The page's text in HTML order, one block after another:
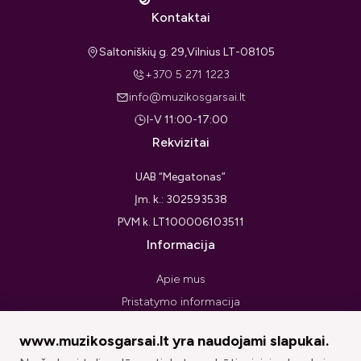
Kontaktai
Saltoniškių g. 29,Vilnius LT-08105
+370 5 271 1223
info@muzikosgarsai.lt
I-V 11:00-17:00
Rekvizitai
UAB “Megatonas”
Įm. k.: 302593538
PVM k. LT100006103511
Informacija
Apie mus
Pristatymo informacija
Pirkimo taisyklės ir sąlygos
www.muzikosgarsai.lt yra naudojami slapukai.